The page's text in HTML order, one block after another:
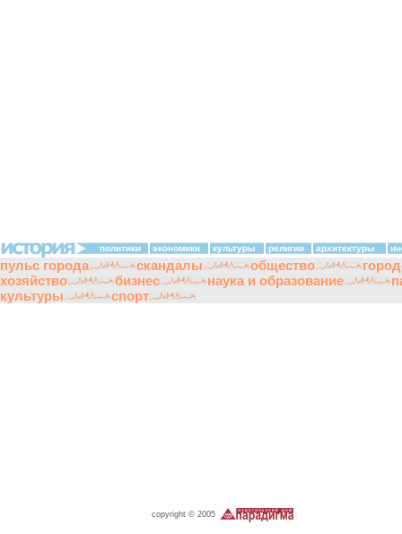
политики экономики культуры религии архитектуры
пульс города скандалы общество
хозяйство
бизнес наука и образование
культуры
спорт
copyright © 2005